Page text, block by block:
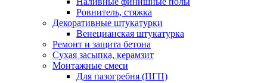
Ровнитель, стяжка
Декоративные штукатурки
Венецианская штукатурка
Ремонт и защита бетона
Сухая засыпка, керамзит
Монтажные смеси
Для пазогребня (ПГП)